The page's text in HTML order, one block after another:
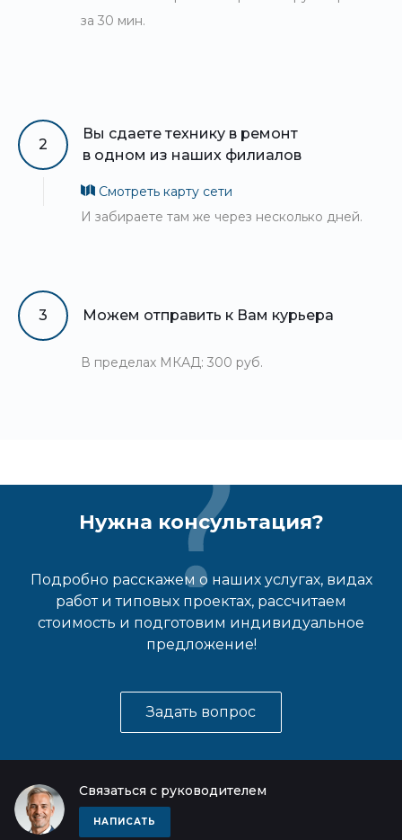
за 30 мин.
2
Вы сдаете технику в ремонт
в одном из наших филиалов
Смотреть карту сети
И забираете там же через несколько дней.
3 Можем отправить к Вам курьера
В пределах МКАД: 300 руб.
Нужна консультация?
Подробно расскажем о наших услугах, видах
работ и типовых проектах, рассчитаем
стоимость и подготовим индивидуальное
предложение!
Задать вопрос
Связаться с руководителем
НАПИСАТЬ